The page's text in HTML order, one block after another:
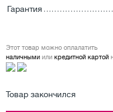
Гарантия
Этот товар можно оплалатить
наличными или кредитной картой
Товар закончился